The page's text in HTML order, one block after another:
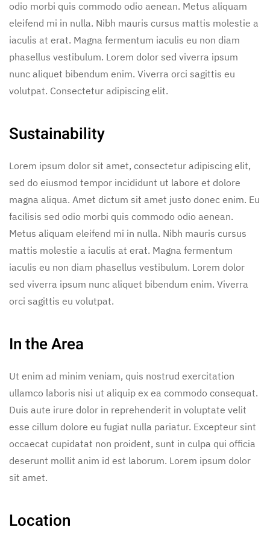
odio morbi quis commodo odio aenean. Metus aliquam
eleifend mi in nulla. Nibh mauris cursus mattis molestie a
iaculis at erat. Magna fermentum iaculis eu non diam
phasellus vestibulum. Lorem dolor sed viverra ipsum
nunc aliquet bibendum enim. Viverra orci sagittis eu
volutpat. Consectetur adipiscing elit.
Sustainability
Lorem ipsum dolor sit amet, consectetur adipiscing elit,
sed do eiusmod tempor incididunt ut labore et dolore
magna aliqua. Amet dictum sit amet justo donec enim. Eu
facilisis sed odio morbi quis commodo odio aenean.
Metus aliquam eleifend mi in nulla. Nibh mauris cursus
mattis molestie a iaculis at erat. Magna fermentum
iaculis eu non diam phasellus vestibulum. Lorem dolor
sed viverra ipsum nunc aliquet bibendum enim. Viverra
orci sagittis eu volutpat.
In the Area
Ut enim ad minim veniam, quis nostrud exercitation
ullamco laboris nisi ut aliquip ex ea commodo consequat.
Duis aute irure dolor in reprehenderit in voluptate velit
esse cillum dolore eu fugiat nulla pariatur. Excepteur sint
occaecat cupidatat non proident, sunt in culpa qui officia
deserunt mollit anim id est laborum. Lorem ipsum dolor
sit amet.
Location